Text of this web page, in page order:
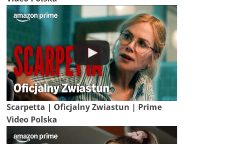
Scarpetta | Oficjalny Zwiastun | Prime
Video Polska